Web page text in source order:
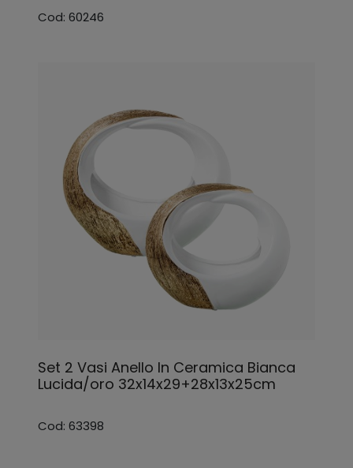
Cod: 60246
Set 2 Vasi Anello In Ceramica Bianca
Lucida/oro 32x14x29+28x13x25cm
Cod: 63398